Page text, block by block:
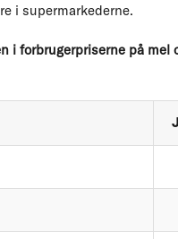
i supermarkederne.
i forbrugerpriserne på mel